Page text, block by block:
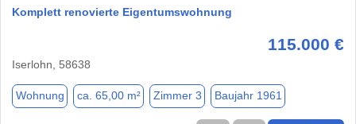
Komplett renovierte Eigentumswohnung
115.000 €
Iserlohn, 58638
Wohnung ca. 65,00 m² Zimmer 3 Baujahr 1961